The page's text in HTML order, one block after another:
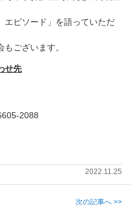
ピソード」を語っていただ
ございます。
せ先
2088
2022.11.25
次の記事へ >>